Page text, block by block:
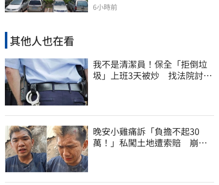
6小時前
其他人也在看
我不是清潔員！保全「拒倒垃
圾」上班3天被炒 找法院討公
晚安小雞痛訴「負擔不起30
萬！」私闖土地遭索賠 崩